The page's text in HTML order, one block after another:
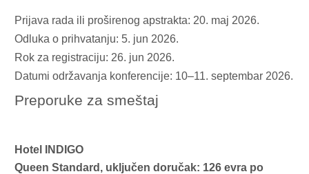
Prijava rada ili proširenog apstrakta: 20. maj 2026.
Odluka o prihvatanju: 5. jun 2026.
Rok za registraciju: 26. jun 2026.
Datumi održavanja konferencije: 10–11. septembar 2026.
Preporuke za smeštaj
Hotel INDIGO
Queen Standard, uključen doručak: 126 evra po